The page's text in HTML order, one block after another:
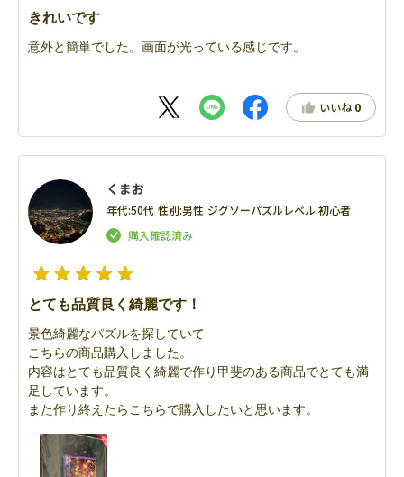
きれいです
意外と簡単でした。画面が光っている感じです。
いいね 0
くまお
年代:50代 性別:男性 ジグソーパズルレベル:初心者
とても品質良く綺麗です！
景色綺麗なパズルを探していて
こちらの商品購入しました。
内容はとても品質良く綺麗で作り甲斐のある商品でとても満
足しています。
また作り終えたらこちらで購入したいと思います。